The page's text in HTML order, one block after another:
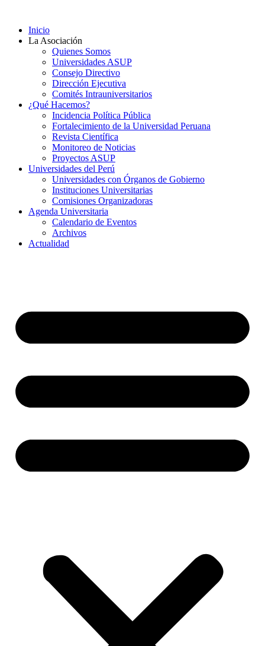
contenido
Inicio
La Asociación
Quienes Somos
Universidades ASUP
Consejo Directivo
Dirección Ejecutiva
Comités Intrauniversitarios
¿Qué Hacemos?
Incidencia Política Pública
Fortalecimiento de la Universidad Peruana
Revista Científica
Monitoreo de Noticias
Proyectos ASUP
Universidades del Perú
Universidades con Órganos de Gobierno
Instituciones Universitarias
Comisiones Organizadoras
Agenda Universitaria
Calendario de Eventos
Archivos
Actualidad